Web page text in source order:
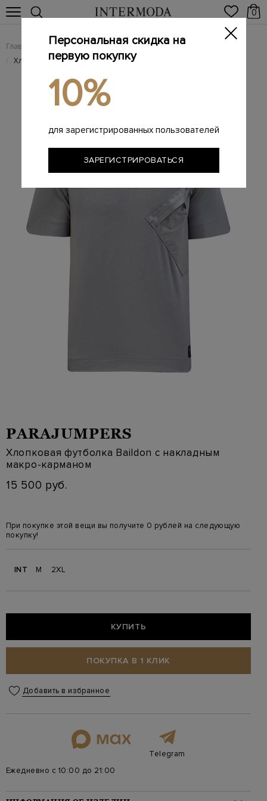
0
Главная Мужчинам / Одежда / Футболки
/ Хлопковая футболка Baildon с накладным макро-карманом
PARAJUMPERS
Хлопковая футболка Baildon с накладным
макро-карманом
15 500 руб.
При покупке этой вещи вы получите 0 рублей на следующую
покупку!
INT M 2XL
КУПИТЬ
ПОКУПКА В 1 КЛИК
Добавить в избранное
Telegram
Ежедневно с 10:00 до 21:00
Персональная скидка на
первую покупку
10%
для зарегистрированных пользователей
ЗАРЕГИСТРИРОВАТЬСЯ